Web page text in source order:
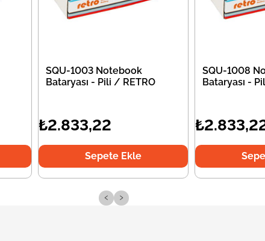
SQU-1003 Notebook
Bataryası - Pili / RETRO
₺2.833,22
Sepete Ekle
SQU-1008
Bataryası -
‹ ›